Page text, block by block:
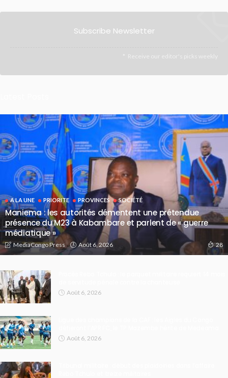
Subscribe Newsletter
Receive our editor's picks weekly
A LA UNE PRIORITE PROVINCES SOCIÉTÉ
Maniema : les autorités démentent une prétendue
présence du M23 à Kabambare et parlent de « guerre
médiatique »
MediaCongo Press Août 6, 2026 28
Août 6, 2026
Août 6, 2026